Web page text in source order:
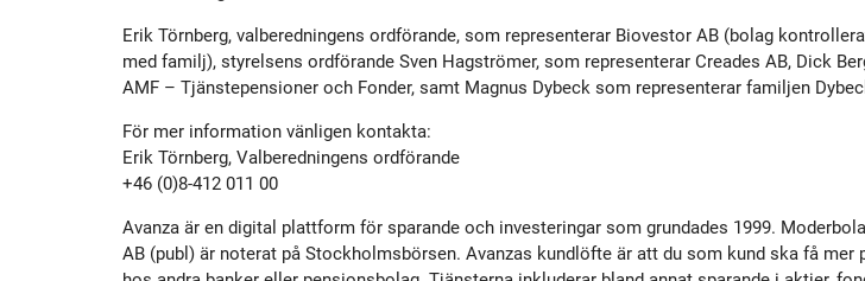
Avanza Fonder
Avanza Pension
Placera
Incitamentsprogram
Policys
Erik Törnberg, valberedningens ordförande, som representerar Biovestor AB (bolag
med familj), styrelsens ordförande Sven Hagströmer, som representerar Creades AB, Dick
AMF – Tjänstepensioner och Fonder, samt Magnus Dybeck som representerar familjen
För mer information vänligen kontakta:
Erik Törnberg, Valberedningens ordförande
+46 (0)8-412 011 00
Avanza är en digital plattform för sparande och investeringar som grundades 1999.
AB (publ) är noterat på Stockholmsbörsen. Avanzas kundlöfte är att du som kund ska få mer